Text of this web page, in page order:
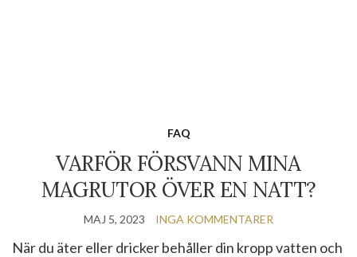
FAQ
VARFÖR FÖRSVANN MINA
MAGRUTOR ÖVER EN NATT?
MAJ 5, 2023 INGA KOMMENTARER
När du äter eller dricker behåller din kropp vatten och